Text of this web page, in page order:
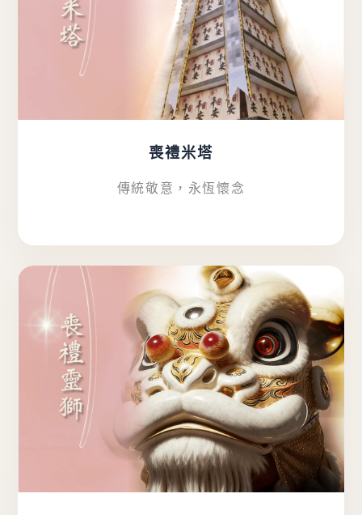
喪禮米塔
傳統敬意，永恆懷念